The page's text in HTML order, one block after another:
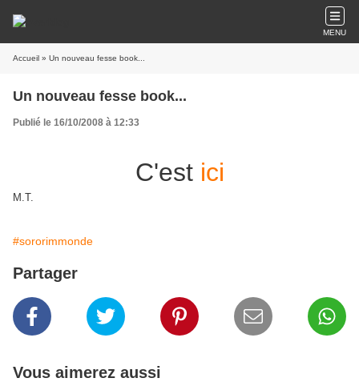
MENU
Accueil » Un nouveau fesse book...
Un nouveau fesse book...
Publié le 16/10/2008 à 12:33
C'est ici
M.T.
#sororimmonde
Partager
Vous aimerez aussi